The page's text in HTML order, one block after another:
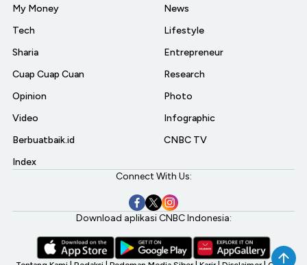
My Money
Tech
Sharia
Cuap Cuap Cuan
Opinion
Video
Berbuatbaik.id
Index
News
Lifestyle
Entrepreneur
Research
Photo
Infographic
CNBC TV
Connect With Us:
Download aplikasi CNBC Indonesia: